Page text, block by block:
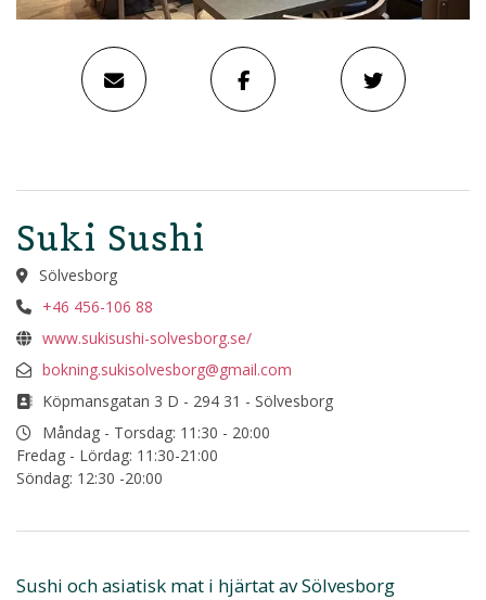
Suki Sushi
Sölvesborg
+46 456-106 88
www.sukisushi-solvesborg.se/
bokning.sukisolvesborg@gmail.com
Köpmansgatan 3 D - 294 31 - Sölvesborg
Måndag - Torsdag: 11:30 - 20:00
Fredag - Lördag: 11:30-21:00
Söndag: 12:30 -20:00
Sushi och asiatisk mat i hjärtat av Sölvesborg